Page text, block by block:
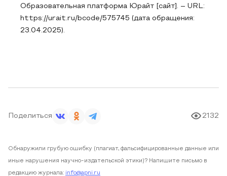
Образовательная платформа Юрайт [сайт]. – URL:
https://urait.ru/bcode/575745 (дата обращения:
23.04.2025).
Поделиться 2132
Обнаружили грубую ошибку (плагиат, фальсифицированные данные или
иные нарушения научно-издательской этики)? Напишите письмо в
редакцию журнала: info@apni.ru